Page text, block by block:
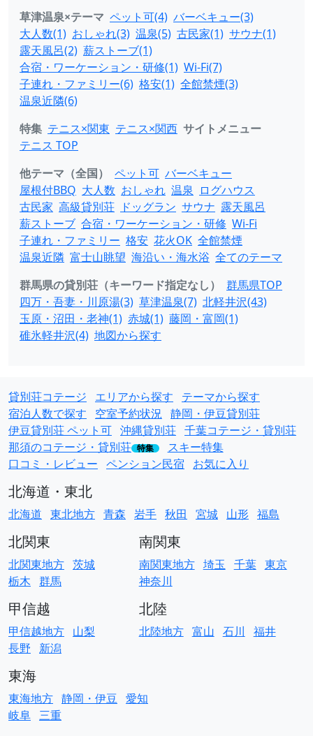
草津温泉×テーマ ペット可(4) バーベキュー(3)
大人数(1) おしゃれ(3) 温泉(5) 古民家(1) サウナ(1)
露天風呂(2) 薪ストーブ(1)
合宿・ワーケーション・研修(1) Wi-Fi(7)
子連れ・ファミリー(6) 格安(1) 全館禁煙(3)
温泉近隣(6)
特集 テニス×関東 テニス×関西 サイトメニュー
テニス TOP
他テーマ（全国）
ペット可 バーベキュー
屋根付BBQ 大人数 おしゃれ 温泉 ログハウス
古民家 高級貸別荘 ドッグラン サウナ 露天風呂
薪ストーブ 合宿・ワーケーション・研修 Wi-Fi
子連れ・ファミリー 格安 花火OK 全館禁煙
温泉近隣 富士山眺望 海沿い・海水浴 全てのテーマ
群馬県の貸別荘（キーワード指定なし）
群馬県TOP
四万・吾妻・川原湯(3) 草津温泉(7) 北軽井沢(43)
玉原・沼田・老神(1) 赤城(1) 藤岡・富岡(1)
碓氷軽井沢(4) 地図から探す
貸別荘コテージ エリアから探す
テーマから探す
宿泊人数で探す
空室予約状況 静岡・伊豆貸別荘
伊豆貸別荘 ペット可 沖縄貸別荘 千葉コテージ・貸別荘
那須のコテージ・貸別荘 特集
スキー特集
口コミ・レビュー ペンション民宿 お気に入り
北海道・東北
北海道 東北地方 青森 岩手 秋田 宮城 山形 福島
北関東
北関東地方 茨城
栃木 群馬
南関東
南関東地方 埼玉 千葉 東京
神奈川
甲信越
甲信越地方 山梨
長野
新潟
北陸
北陸地方 富山 石川 福井
東海
東海地方 静岡・伊豆 愛知
岐阜 三重